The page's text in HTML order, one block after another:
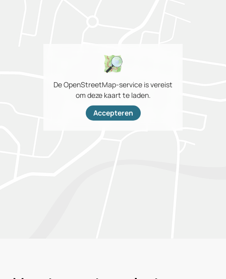
De OpenStreetMap-service is vereist
om deze kaart te laden.
Accepteren